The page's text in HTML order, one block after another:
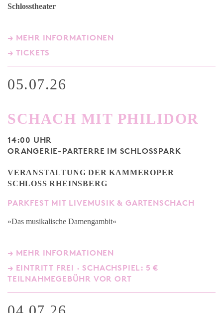
Schlosstheater
→ MEHR INFORMATIONEN
→ TICKETS
05.07.26
SCHACH MIT PHILIDOR
14:00 UHR
ORANGERIE-PARTERRE IM SCHLOSSPARK
VERANSTALTUNG DER KAMMEROPER
SCHLOSS RHEINSBERG
PARKFEST MIT LIVEMUSIK & GARTENSCHACH
»Das musikalische Damengambit«
→ MEHR INFORMATIONEN
→ EINTRITT FREI · SCHACHSPIEL: 5 €
TEILNAHMEGEBÜHR VOR ORT